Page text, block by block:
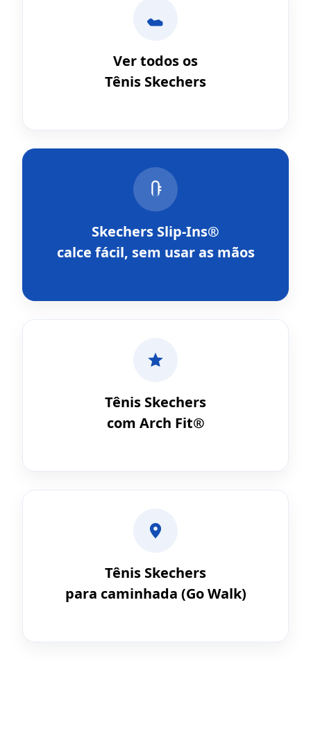
Ver todos os
Tênis Skechers
Skechers Slip-Ins®
calce fácil, sem usar as mãos
Tênis Skechers
com Arch Fit®
Tênis Skechers
para caminhada (Go Walk)